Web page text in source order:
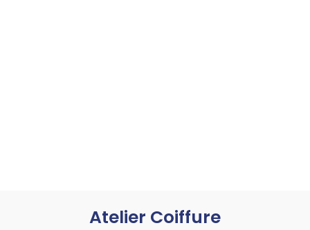
Atelier Coiffure